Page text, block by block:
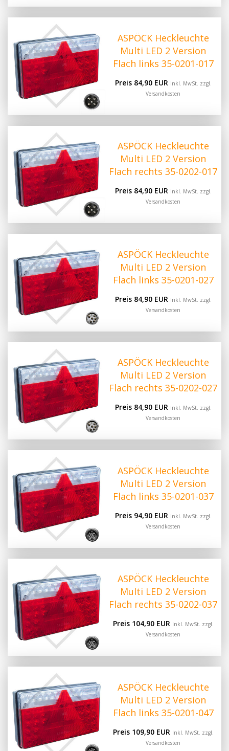
ASPÖCK Heckleuchte
Multi LED 2 Version
Flach links 35-0201-017
Preis 84,90 EUR Inkl. MwSt. zzgl.
Versandkosten
ASPÖCK Heckleuchte
Multi LED 2 Version
Flach rechts 35-0202-017
Preis 84,90 EUR Inkl. MwSt. zzgl.
Versandkosten
ASPÖCK Heckleuchte
Multi LED 2 Version
Flach links 35-0201-027
Preis 84,90 EUR Inkl. MwSt. zzgl.
Versandkosten
ASPÖCK Heckleuchte
Multi LED 2 Version
Flach rechts 35-0202-027
Preis 84,90 EUR Inkl. MwSt. zzgl.
Versandkosten
ASPÖCK Heckleuchte
Multi LED 2 Version
Flach links 35-0201-037
Preis 94,90 EUR Inkl. MwSt. zzgl.
Versandkosten
ASPÖCK Heckleuchte
Multi LED 2 Version
Flach rechts 35-0202-037
Preis 104,90 EUR Inkl. MwSt. zzgl.
Versandkosten
ASPÖCK Heckleuchte
Multi LED 2 Version
Flach links 35-0201-047
Preis 109,90 EUR Inkl. MwSt. zzgl.
Versandkosten